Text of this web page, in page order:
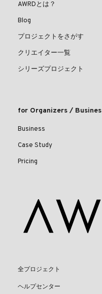
AWRDとは？
Blog
プロジェクトをさがす
クリエイター一覧
シリーズプロジェクト
for Organizers /
Business
Case Study
Pricing
全プロジェクト
ヘルプセンター